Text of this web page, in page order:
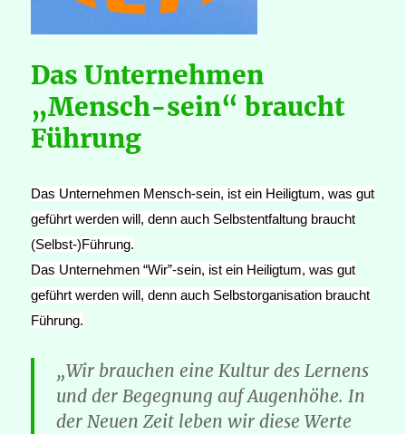
Das Unternehmen
„Mensch-sein“ braucht
Führung
Das Unternehmen Mensch-sein, ist ein Heiligtum, was gut
geführt werden will, denn auch Selbstentfaltung braucht
(Selbst-)Führung.
Das Unternehmen “Wir”-sein, ist ein Heiligtum, was gut
geführt werden will, denn auch Selbstorganisation braucht
Führung.
„Wir brauchen eine Kultur des Lernens
und der Begegnung auf Augenhöhe. In
der Neuen Zeit leben wir diese Werte